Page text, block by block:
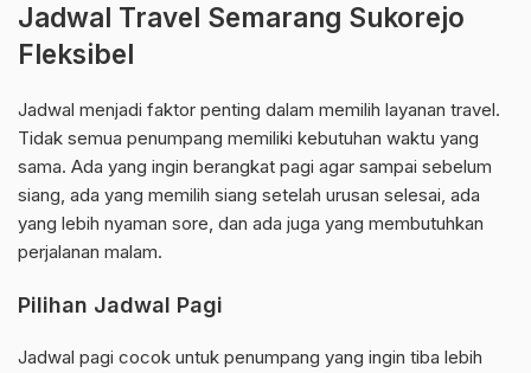
Jadwal Travel Semarang Sukorejo
Fleksibel
Jadwal menjadi faktor penting dalam memilih layanan travel.
Tidak semua penumpang memiliki kebutuhan waktu yang
sama. Ada yang ingin berangkat pagi agar sampai sebelum
siang, ada yang memilih siang setelah urusan selesai, ada
yang lebih nyaman sore, dan ada juga yang membutuhkan
perjalanan malam.
Pilihan Jadwal Pagi
Jadwal pagi cocok untuk penumpang yang ingin tiba lebih